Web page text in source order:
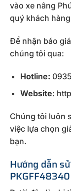
vào xe nâng
quý khách
Để nhận báo
chúng tôi qua:
Hotline:
Website:
Chúng tôi luôn
việc lựa chọn
bạn.
Hướng dẫn